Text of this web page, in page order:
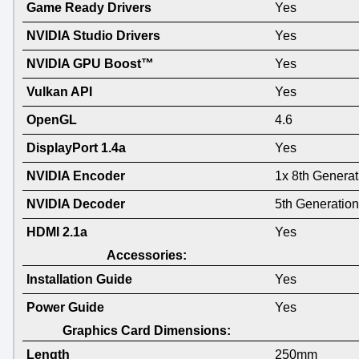
Game Ready Drivers Yes
NVIDIA Studio Drivers Yes
NVIDIA GPU Boost™ Yes
Vulkan API Yes
OpenGL 4.6
DisplayPort 1.4a Yes
NVIDIA Encoder 1x 8th
NVIDIA Decoder 5th Generation
HDMI 2.1a
Yes
Accessories:
Installation Guide
Yes
Power Guide
Yes
Graphics Card Dimensions:
Length
250mm